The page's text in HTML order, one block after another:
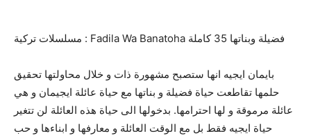
مسلسلات تركية : Fadila Wa Banatoha فضيلة وبناتها 35 كاملة
بايمان ايجيه انها ستصبح مشهورة ذات و خلال محاولتها تحقيق
حلمها تقاطعت حياة فضيلة و بناتها مع حياة عائلة ايجيمان و هي
عائلة مرموقة و لها احترامها. بدخولها الى حياة هذه العائلة لن تتغير
حياة ايجيه فقط بل مع الوقت العائلة و معارفها و ابناءها و حب